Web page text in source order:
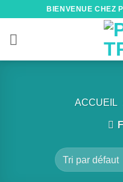
contenu
BIENVENUE CHEZ
ACCUEIL